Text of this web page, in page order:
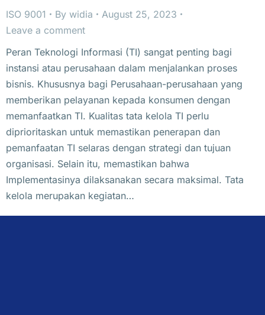
ISO 9001 By widia
August 25, 2023
Leave a comment
Peran Teknologi Informasi (TI) sangat penting bagi
instansi atau perusahaan dalam menjalankan proses
bisnis. Khususnya bagi Perusahaan-perusahaan yang
memberikan pelayanan kepada konsumen dengan
memanfaatkan TI. Kualitas tata kelola TI perlu
diprioritaskan untuk memastikan penerapan dan
pemanfaatan TI selaras dengan strategi dan tujuan
organisasi. Selain itu, memastikan bahwa
Implementasinya dilaksanakan secara maksimal. Tata
kelola merupakan kegiatan…